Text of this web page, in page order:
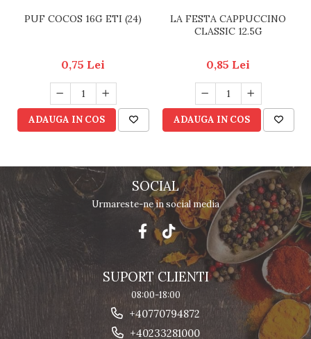
PUF COCOS 16G ETI (24)
0,75 Lei
ADAUGA IN COS
LA FESTA CAPPUCCINO
CLASSIC 12.5G
0,85 Lei
ADAUGA IN COS
SOCIAL
Urmareste-ne in social media
SUPORT CLIENTI
08:00-18:00
+40770794872
+40233281000